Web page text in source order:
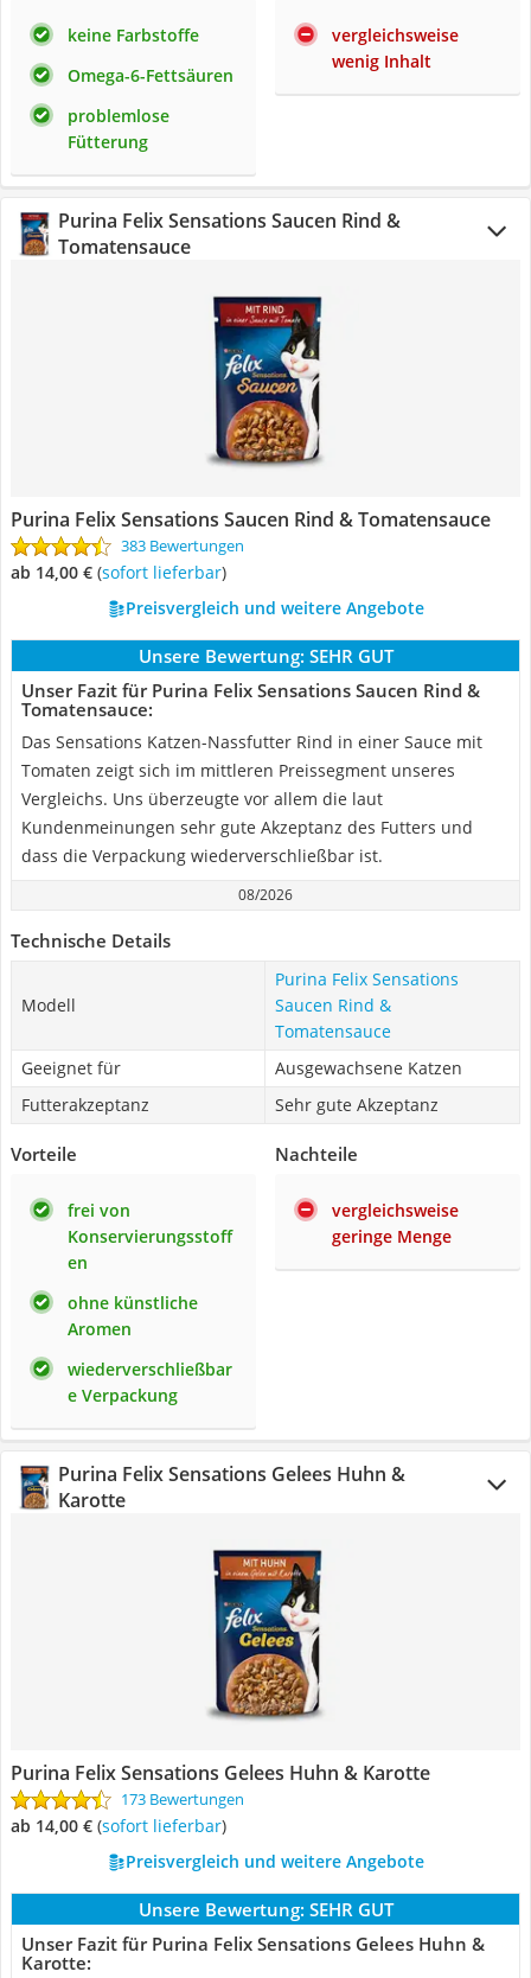
keine Farbstoffe
Omega-6-Fettsäuren
problemlose
Fütterung
vergleichsweise
wenig Inhalt
Purina Felix Sensations Saucen Rind &
Tomatensauce
Purina Felix Sensations Saucen Rind & Tomatensauce
383 Bewertungen
ab 14,00 € ( Sofort lieferbar)
Preisvergleich und weitere Angebote
Unsere Bewertung: SEHR GUT
Unser Fazit für Purina Felix Sensations Saucen Rind &
Tomatensauce:
Das Sensations Katzen-Nassfutter Rind in einer Sauce mit
Tomaten zeigt sich im mittleren Preissegment unseres
Vergleichs. Uns überzeugte vor allem die laut
Kundenmeinungen sehr gute Akzeptanz des Futters und
dass die Verpackung wiederverschließbar ist.
08/2026
Technische Details
Modell
Purina Felix Sensations
Saucen Rind &
Tomatensauce
Geeignet für
Ausgewachsene Katzen
Futterakzeptanz
Sehr gute Akzeptanz
Vorteile
frei von
Konservierungsstoff
en
ohne künstliche
Aromen
wiederverschließbar
e Verpackung
Nachteile
vergleichsweise
geringe Menge
Purina Felix Sensations Gelees Huhn &
Karotte
Purina Felix Sensations Gelees Huhn & Karotte
173 Bewertungen
ab 14,00 € ( Sofort lieferbar)
Preisvergleich und weitere Angebote
Unsere Bewertung: SEHR GUT
Unser Fazit für Purina Felix Sensations Gelees Huhn &
Karotte: